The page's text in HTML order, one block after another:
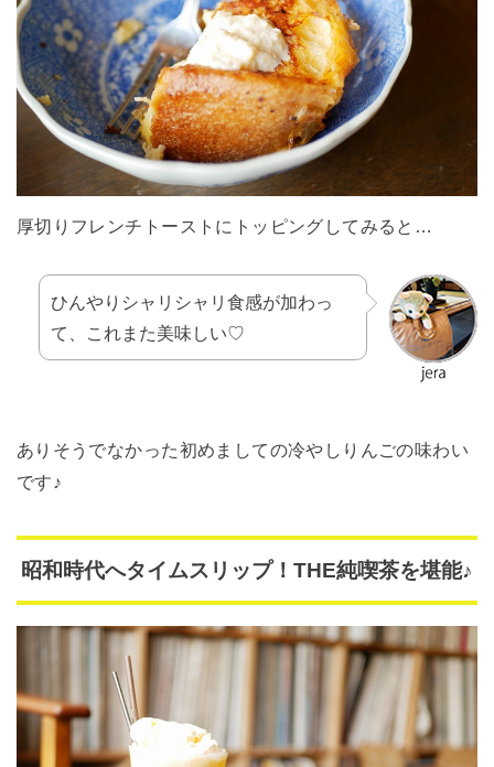
厚切りフレンチトーストにトッピングしてみると…
ひんやりシャリシャリ食感が加わっ
て、これまた美味しい♡
ありそうでなかった初めましての冷やしりんごの味わい
です♪
昭和時代へタイムスリップ！THE純喫茶を堪能♪